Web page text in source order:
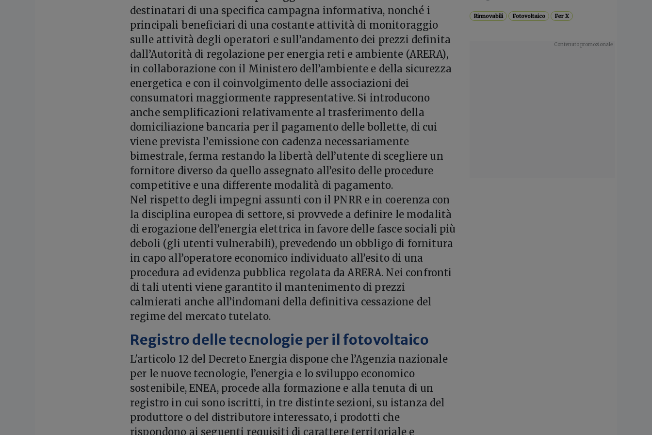
destinatari di una specifica campagna informativa, nonché i
principali beneficiari di una costante attività di monitoraggio
sulle attività degli operatori e sull’andamento dei prezzi definita
dall’Autorità di regolazione per energia reti e ambiente (ARERA),
in collaborazione con il Ministero dell’ambiente e della sicurezza
energetica e con il coinvolgimento delle associazioni dei
consumatori maggiormente rappresentative. Si introducono
anche semplificazioni relativamente al trasferimento della
domiciliazione bancaria per il pagamento delle bollette, di cui
viene prevista l’emissione con cadenza necessariamente
bimestrale, ferma restando la libertà dell’utente di scegliere un
fornitore diverso da quello assegnato all’esito delle procedure
competitive e una differente modalità di pagamento.
Nel rispetto degli impegni assunti con il PNRR e in coerenza con
la disciplina europea di settore, si provvede a definire le modalità
di erogazione dell’energia elettrica in favore delle fasce sociali più
deboli (gli utenti vulnerabili), prevedendo un obbligo di fornitura
in capo all’operatore economico individuato all’esito di una
procedura ad evidenza pubblica regolata da ARERA. Nei confronti
di tali utenti viene garantito il mantenimento di prezzi
calmierati anche all’indomani della definitiva cessazione del
regime del mercato tutelato.
Registro delle tecnologie per il fotovoltaico
L'articolo 12 del Decreto Energia dispone che l’Agenzia nazionale
per le nuove tecnologie, l’energia e lo sviluppo economico
sostenibile, ENEA, procede alla formazione e alla tenuta di un
registro in cui sono iscritti, in tre distinte sezioni, su istanza del
produttore o del distributore interessato, i prodotti che
rispondono ai seguenti requisiti di carattere territoriale e
Rinnovabili Fotovoltaico Fer X